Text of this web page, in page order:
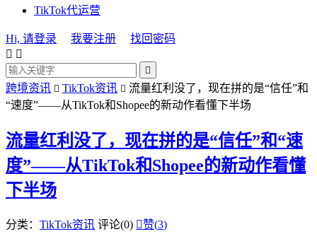
TikTok代运营
Hi, 请登录 我要注册
找回密码
 

跨境资讯  TikTok资讯  流量红利没了，现在拼的是“信任”和
“速度”——从TikTok和Shopee的新动作看懂下半场
流量红利没了，现在拼的是“信任”和“速
度”——从TikTok和Shopee的新动作看懂
下半场
分类： TikTok资讯 评论(0) 赞(3)